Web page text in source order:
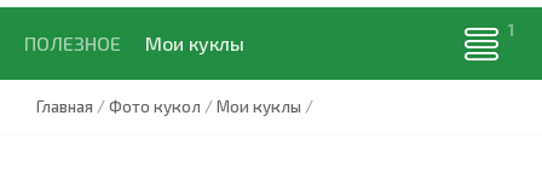
ПОЛЕЗНОЕ Мои куклы
Главная /Фото кукол /Мои куклы /